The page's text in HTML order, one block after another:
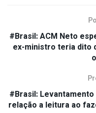
#Brasil: ACM Neto
ex-ministro teria dito
#Brasil:
relação a leitura ao